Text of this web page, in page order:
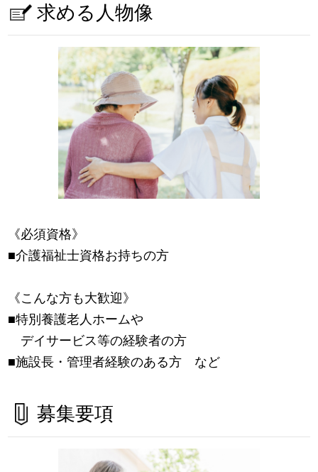
求める人物像
《必須資格》
■介護福祉士資格お持ちの方
《こんな方も大歓迎》
■特別養護老人ホームや
デイサービス等の経験者の方
■施設長・管理者経験のある方 など
募集要項